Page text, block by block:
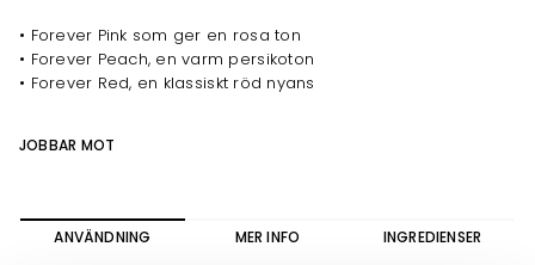
• Forever Pink som ger en rosa ton
• Forever Peach, en varm persikoton
• Forever Red, en klassiskt röd nyans
JOBBAR MOT
ANVÄNDNING MER INFO INGREDIENSER